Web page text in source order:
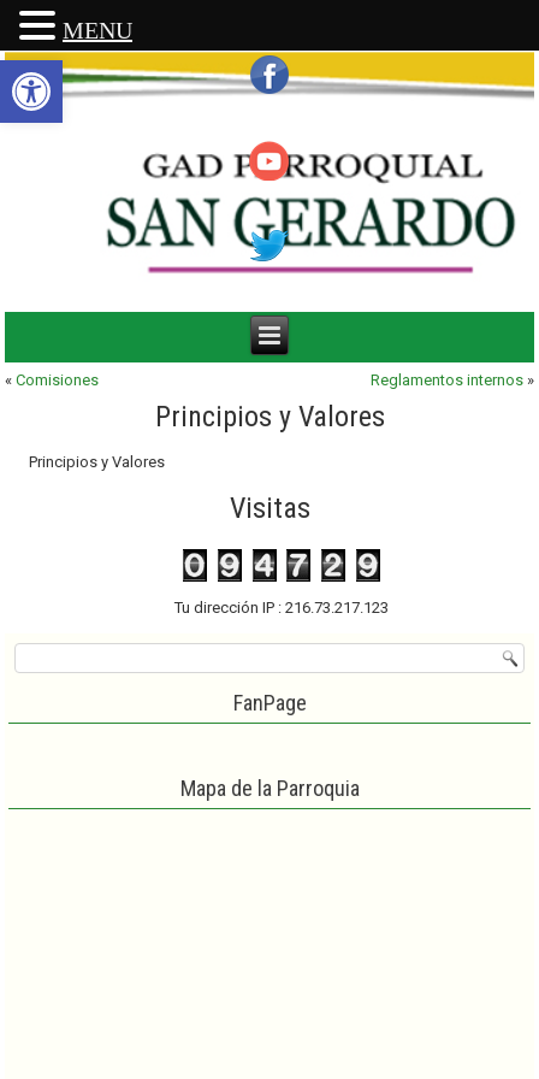
Abrir barra de herramientas
«Comisiones Reglamentos internos»
Principios y Valores
Principios y Valores
Visitas
Tu dirección IP : 216.73.217.123
FanPage
Mapa de la Parroquia
MENU